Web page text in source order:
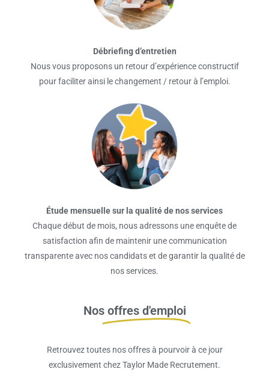
Débriefing d’entretien
Nous vous proposons un retour d’expérience constructif
pour faciliter ainsi le changement / retour à l’emploi.
Étude mensuelle sur la qualité de nos services
Chaque début de mois, nous adressons une enquête de
satisfaction afin de maintenir une communication
transparente avec nos candidats et de garantir la qualité de
nos services.
Nos offres d'emploi
Retrouvez toutes nos offres à pourvoir à ce jour
exclusivement chez Taylor Made Recrutement.